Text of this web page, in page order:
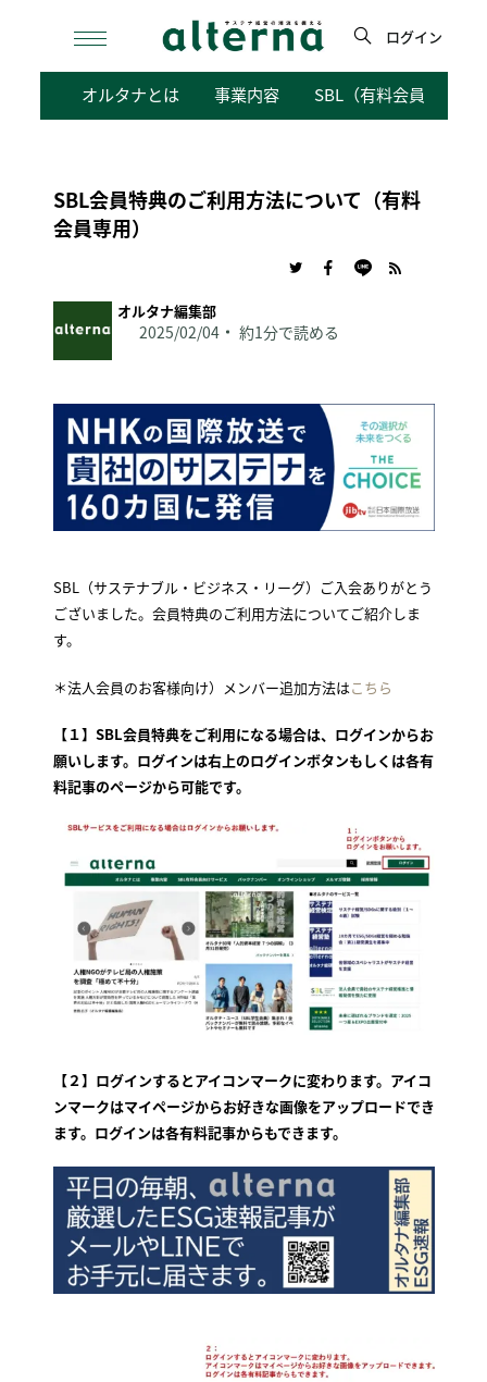
検
ログイン
オルタナとは 事業内容 SBL（有料会員向けサ
SBL会員特典のご利用方法について（有料
会員専用）
オルタナ編集部
2025/02/04 約1分で読める
SBL（サステナブル・ビジネス・リーグ）ご入会ありがとう
ございました。会員特典のご利用方法についてご紹介しま
す。
＊法人会員のお客様向け）メンバー追加方法はこちら
【１】SBL会員特典をご利用になる場合は、ログインからお
願いします。ログインは右上のログインボタンもしくは各有
料記事のページから可能です。
【２】ログインするとアイコンマークに変わります。アイコ
ンマークはマイページからお好きな画像をアップロードでき
ます。ログインは各有料記事からもできます。